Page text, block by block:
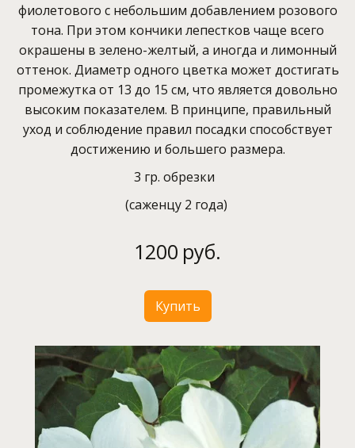
фиолетового с небольшим добавлением розового
тона. При этом кончики лепестков чаще всего
окрашены в зелено-желтый, а иногда и лимонный
оттенок. Диаметр одного цветка может достигать
промежутка от 13 до 15 см, что является довольно
высоким показателем. В принципе, правильный
уход и соблюдение правил посадки способствует
достижению и большего размера.
3 гр. обрезки
(саженцу 2 года)
1200 руб.
Купить